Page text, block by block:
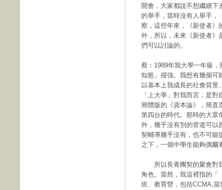
開會，大家都說不想繼續下
的舉手，當時沒有人舉手，
察，這些年來，《新使者》
外，所以，未來《新使者》
們可以討論的。
蔡︰1989年我大學一年級
知慾」很強。我想有幾個可
以基本上我成長的社會背
「上大學」對我而言，是
簡體版的《資本論》，簡直
第四台的時代。那時的大眾
外，幾乎沒有別的管道可以
契輔導幾乎沒有，也不可能
之下，一個中學生能夠偶爾
所以長青團契的聚會對我
角色。當然，我這裡指的「
班、教育營，包括CCMA,